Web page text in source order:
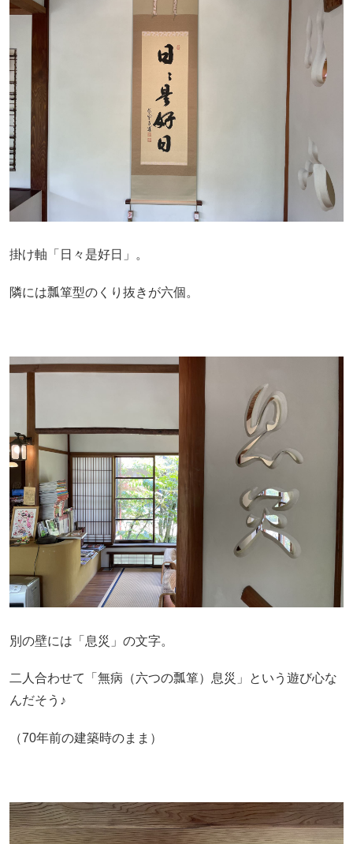
掛け軸「日々是好日」。
隣には瓢箪型のくり抜きが六個。
別の壁には「息災」の文字。
二人合わせて「無病（六つの瓢箪）息災」という遊び心な
んだそう♪
（70年前の建築時のまま）